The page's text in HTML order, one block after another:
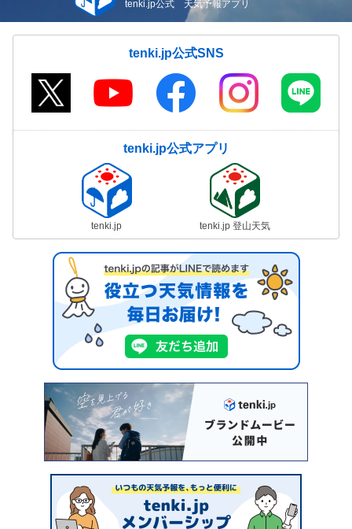
tenki.jp公式 天気予報アプリ
tenki.jp公式SNS
tenki.jp公式アプリ
tenki.jp tenki.jp 登山天気